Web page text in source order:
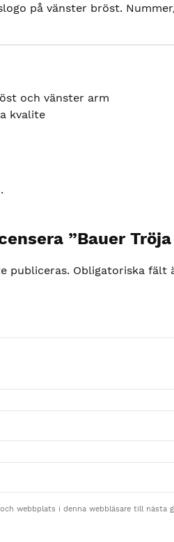
på vänster bröst.
och vänster arm
kvalite
”Bauer
publiceras. Obligatoriska fält
webbplats i denna webbläsare till nästa